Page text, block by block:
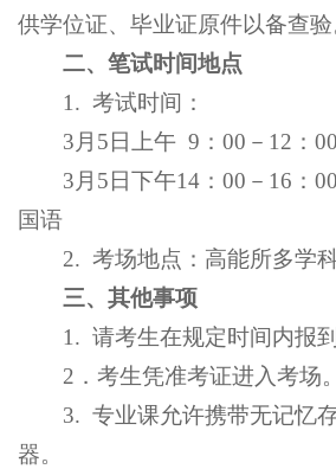
供学位证、毕业证原件以备查
二、笔试时间地点
1. 考试时间：
3月5日上午 9：00－12
3月5日下午14：00－16
国语
2. 考场地点：高能所多学
三、其他事项
1. 请考生在规定时间内报
2．考生凭准考证进入考场
3. 专业课允许携带无记忆
器。